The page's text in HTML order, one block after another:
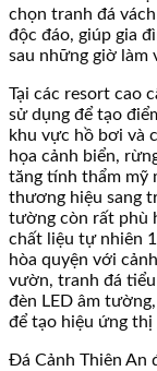
chọn tranh đá
độc đáo, giúp gia
sau những giờ làm
Tại các resort cao
sử dụng để tạo
khu vực hồ bơi và
họa cảnh biển,
tăng tính thẩm mỹ
thương hiệu sang
tường còn rất phù
chất liệu tự nhiên
hòa quyện với
vườn, tranh đá
đèn LED âm
để tạo hiệu ứng thị
Đá Cảnh Thiên An